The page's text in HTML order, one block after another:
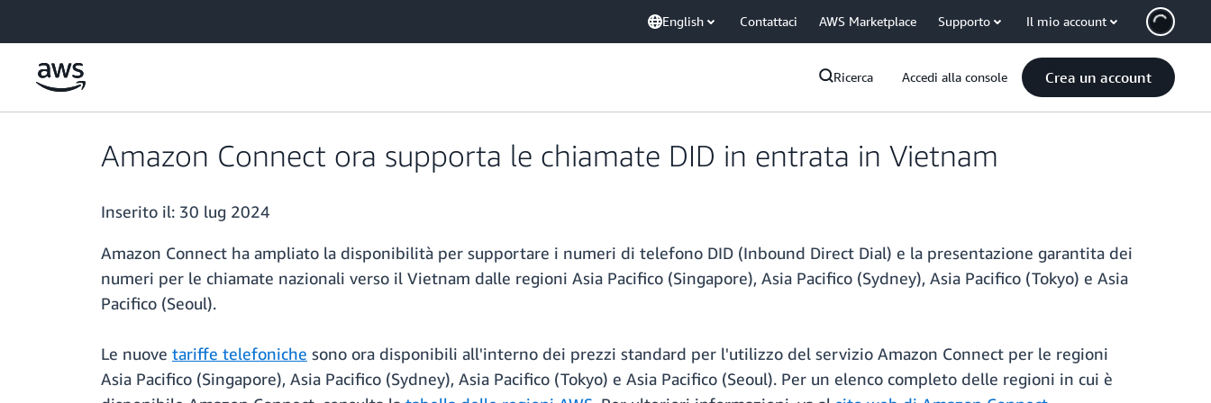
English Contattaci AWS Marketplace Supporto Il mio account
Ricerca Accedi alla console Crea un account
Amazon Connect ora supporta le chiamate DID in entrata in Vietnam
Inserito il: 30 lug 2024
Amazon Connect ha ampliato la disponibilità per supportare i numeri di telefono DID (Inbound Direct Dial) e la presentazione garantita dei
numeri per le chiamate nazionali verso il Vietnam dalle regioni Asia Pacifico (Singapore), Asia Pacifico (Sydney), Asia Pacifico (Tokyo) e Asia
Pacifico (Seoul).
Le nuove tariffe telefoniche sono ora disponibili all'interno dei prezzi standard per l'utilizzo del servizio Amazon Connect per le regioni
Asia Pacifico (Singapore), Asia Pacifico (Sydney), Asia Pacifico (Tokyo) e Asia Pacifico (Seoul). Per un elenco completo delle regioni in cui è